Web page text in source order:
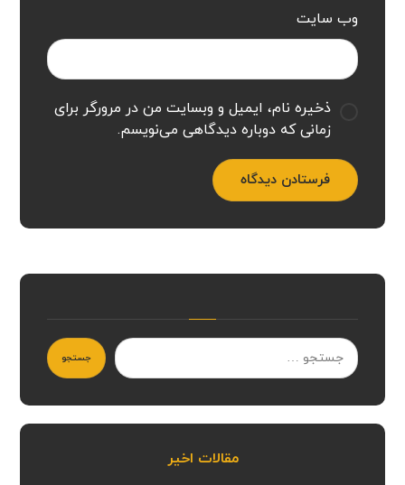
وب‌ سایت
ذخیره نام، ایمیل و وبسایت من در مرورگر برای
زمانی که دوباره دیدگاهی می‌نویسم.
فرستادن دیدگاه
جستجو
مقالات اخیر